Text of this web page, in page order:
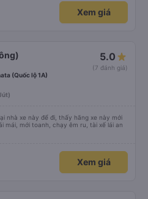
xung quanh bến xe để tìm thấy nó, đây
phải tất cả các xe buýt đều có bảng
ty.
Xem giá
5.0
(7 đánh giá)
(Quốc lộ 1A)
nhà xe này để đi, thấy hãng xe này mới
mái, mới toanh, chạy êm ru, tài xế lái an
Xem giá